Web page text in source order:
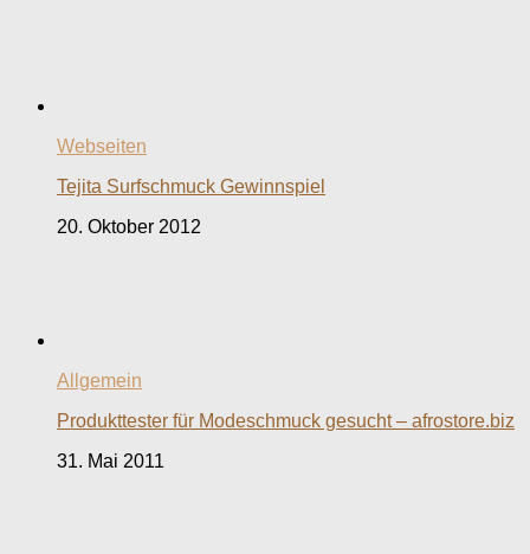
Webseiten
Tejita Surfschmuck Gewinnspiel
20. Oktober 2012
Allgemein
Produkttester für Modeschmuck gesucht – afrostore.biz
31. Mai 2011